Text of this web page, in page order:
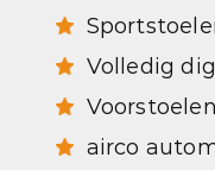
Volledig
airco